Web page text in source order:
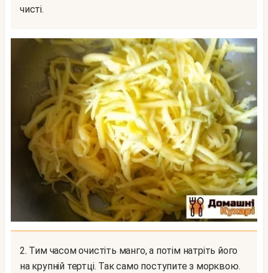
чисті.
2. Тим часом очистіть манго, а потім натріть його
на крупній тертці. Так само поступите з морквою.